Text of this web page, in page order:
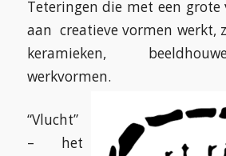
Teteringen die met een grote
aan creatieve vormen werkt,
keramieken,
werkvormen.
“Vlucht”
– het